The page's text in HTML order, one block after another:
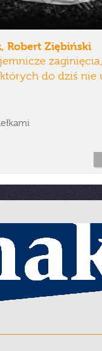
Robert Ziębiński
do dziś nie